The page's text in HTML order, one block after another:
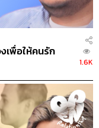
เพื่อให้คนรัก
1.6K